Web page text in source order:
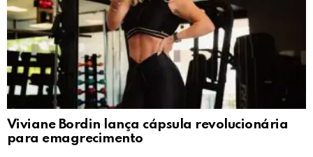
Viviane Bordin lança cápsula revolucionária
para emagrecimento